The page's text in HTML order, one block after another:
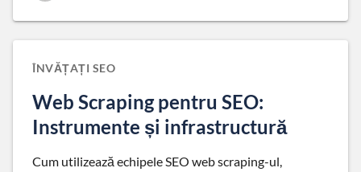
ÎNVĂȚAȚI SEO
Web Scraping pentru SEO:
Instrumente și infrastructură
Cum utilizează echipele SEO web scraping-ul,